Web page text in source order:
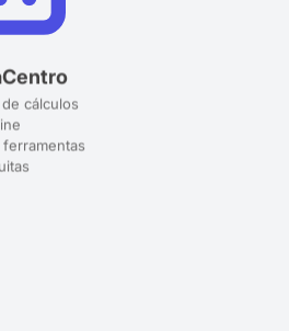
cálculos